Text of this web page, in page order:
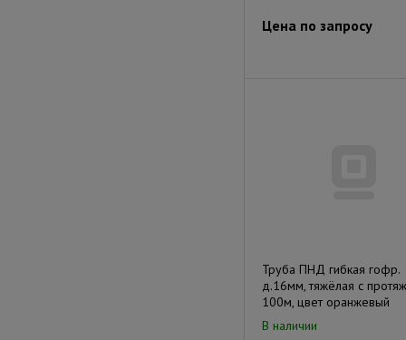
Цена по запросу
Труба ПНД гибкая гофр.
д.16мм, тяжёлая с
100м, цвет оранжевый
В наличии